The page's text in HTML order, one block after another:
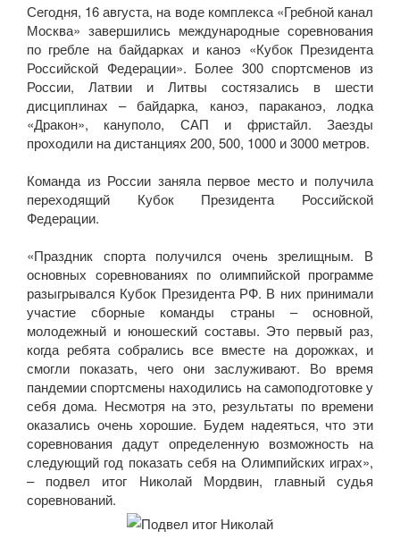
Сегодня, 16 августа, на воде комплекса «Гребной канал
Москва» завершились международные соревнования
по гребле на байдарках и каноэ «Кубок Президента
Российской Федерации». Более 300 спортсменов из
России, Латвии и Литвы состязались в шести
дисциплинах – байдарка, каноэ, параканоэ, лодка
«Дракон», кануполо, САП и фристайл. Заезды
проходили на дистанциях 200, 500, 1000 и 3000 метров.
Команда из России заняла первое место и получила
переходящий Кубок Президента Российской
Федерации.
«Праздник спорта получился очень зрелищным. В
основных соревнованиях по олимпийской программе
разыгрывался Кубок Президента РФ. В них принимали
участие сборные команды страны – основной,
молодежный и юношеский составы. Это первый раз,
когда ребята собрались все вместе на дорожках, и
смогли показать, чего они заслуживают. Во время
пандемии спортсмены находились на самоподготовке у
себя дома. Несмотря на это, результаты по времени
оказались очень хорошие. Будем надеяться, что эти
соревнования дадут определенную возможность на
следующий год показать себя на Олимпийских играх»,
– подвел итог Николай Мордвин, главный судья
соревнований.